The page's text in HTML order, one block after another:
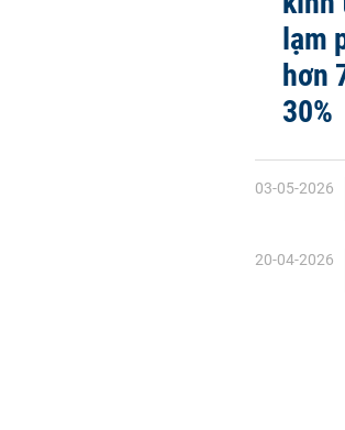
lạm
hơn
30%
03-05-2026
20-04-2026